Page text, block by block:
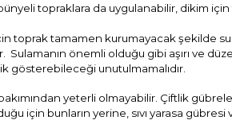
topraklara da uygulanabilir, dikim için
tamamen kurumayacak şekilde
önemli olduğu gibi aşırı ve
gösterebileceği unutulmamalıdır.
yeterli olmayabilir. Çiftlik
için bunların yerine, sıvı yarasa gübresi